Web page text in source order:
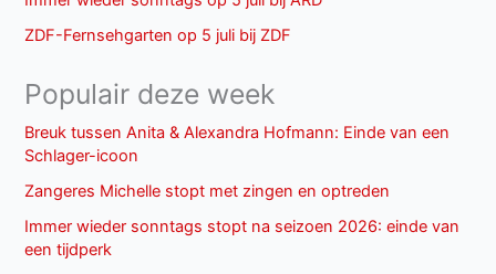
ZDF-Fernsehgarten op 5 juli bij ZDF
Populair deze week
Breuk tussen Anita & Alexandra Hofmann: Einde van een
Schlager-icoon
Zangeres Michelle stopt met zingen en optreden
Immer wieder sonntags stopt na seizoen 2026: einde van
een tijdperk